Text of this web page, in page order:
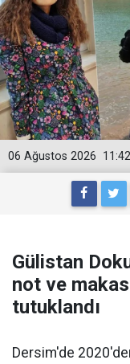
11:42
06 Ağustos 2026
Gülistan
not ve
tutuklandı
Dersim'de